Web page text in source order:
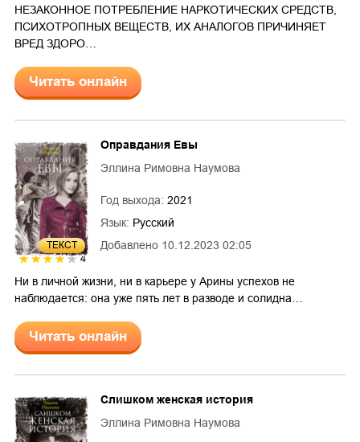
НЕЗАКОННОЕ ПОТРЕБЛЕНИЕ НАРКОТИЧЕСКИХ СРЕДСТВ,
ПСИХОТРОПНЫХ ВЕЩЕСТВ, ИХ АНАЛОГОВ ПРИЧИНЯЕТ
ВРЕД ЗДОРО…
Читать онлайн
ТЕКСТ
4
Добавлено 10.12.2023 02:05
Оправдания Евы
Эллина Римовна Наумова
Год выхода: 2021
Язык: Русский
Ни в личной жизни, ни в карьере у Арины успехов не
наблюдается: она уже пять лет в разводе и солидна…
Читать онлайн
Слишком женская история
Эллина Римовна Наумова